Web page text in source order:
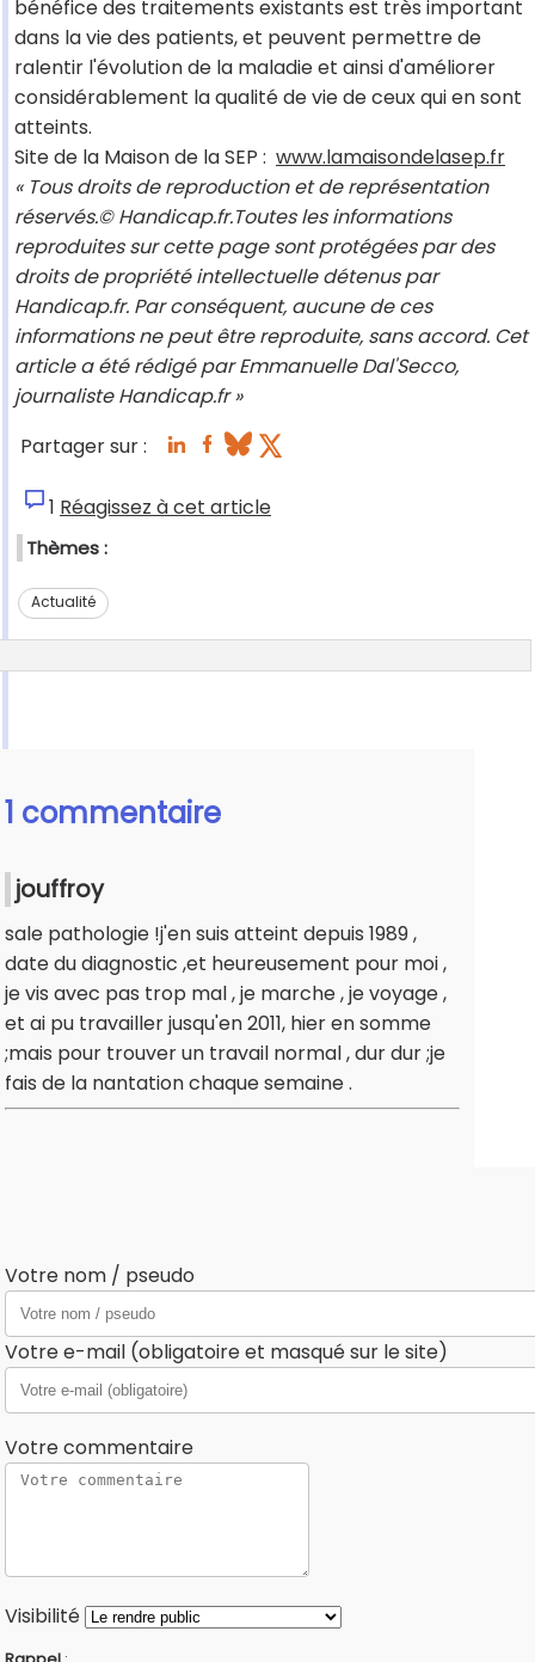
bénéfice des traitements existants est très important
dans la vie des patients, et peuvent permettre de
ralentir l'évolution de la maladie et ainsi d'améliorer
considérablement la qualité de vie de ceux qui en sont
atteints.
Site de la Maison de la SEP : www.lamaisondelasep.fr
« Tous droits de reproduction et de représentation
réservés.© Handicap.fr.Toutes les informations
reproduites sur cette page sont protégées par des
droits de propriété intellectuelle détenus par
Handicap.fr. Par conséquent, aucune de ces
informations ne peut être reproduite, sans accord. Cet
article a été rédigé par Emmanuelle Dal'Secco,
journaliste Handicap.fr »
Partager sur :
1 Réagissez à cet article
Thèmes :
Actualité
1 commentaire
jouffroy
sale pathologie !j'en suis atteint depuis 1989 ,
date du diagnostic ,et heureusement pour moi ,
je vis avec pas trop mal , je marche , je voyage ,
et ai pu travailler jusqu'en 2011, hier en somme
;mais pour trouver un travail normal , dur dur ;je
fais de la nantation chaque semaine .
Votre nom / pseudo
Votre e-mail (obligatoire et masqué sur le site)
Votre commentaire
Visibilité